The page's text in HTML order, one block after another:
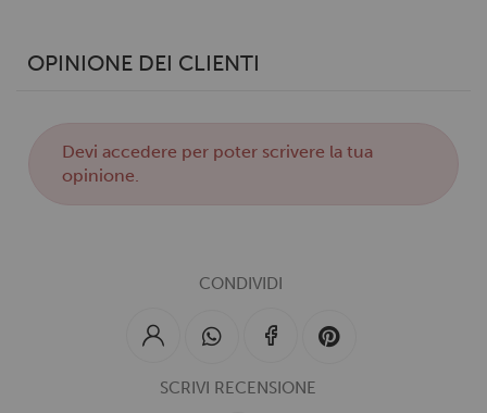
OPINIONE DEI CLIENTI
Deviaccedere per poter scrivere la tua
opinione.
CONDIVIDI
SCRIVI RECENSIONE